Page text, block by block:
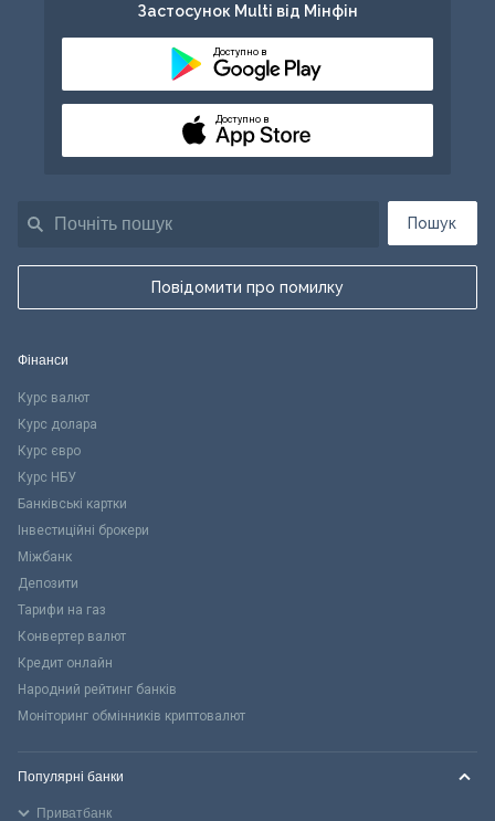
Пошук
Повідомити про помилку
Застосунок Multi від Мінфін
Доступно в
Доступно в
Фінанси
Курс валют
Курс долара
Курс євро
Курс НБУ
Банківські картки
Інвестиційні брокери
Міжбанк
Депозити
Тарифи на газ
Конвертер валют
Кредит онлайн
Народний рейтинг банків
Моніторинг обмінників криптовалют
Популярні банки
Приватбанк